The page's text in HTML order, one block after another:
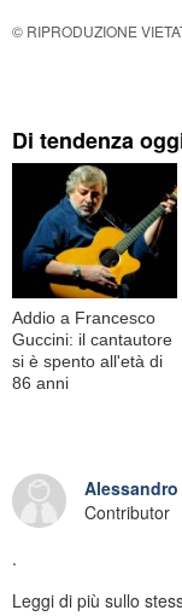
© RIPRODUZIONE
Di tendenza
Addio a Francesco
Guccini: il cantautore
si è spento all'età di
86 anni
Contributor
.
Leggi di più sullo